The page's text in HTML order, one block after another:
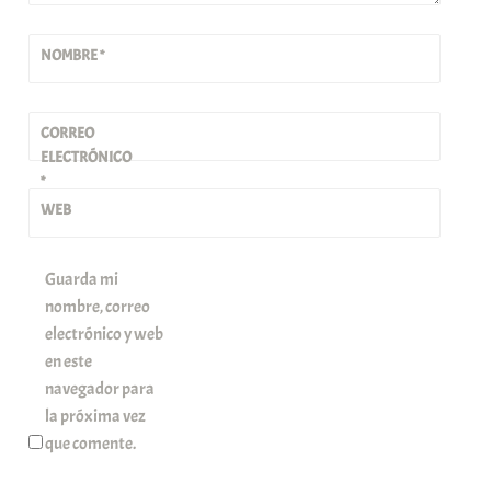
NOMBRE*
CORREO
ELECTRÓNICO
*
WEB
Guarda mi
nombre, correo
electrónico y web
en este
navegador para
la próxima vez
que comente.